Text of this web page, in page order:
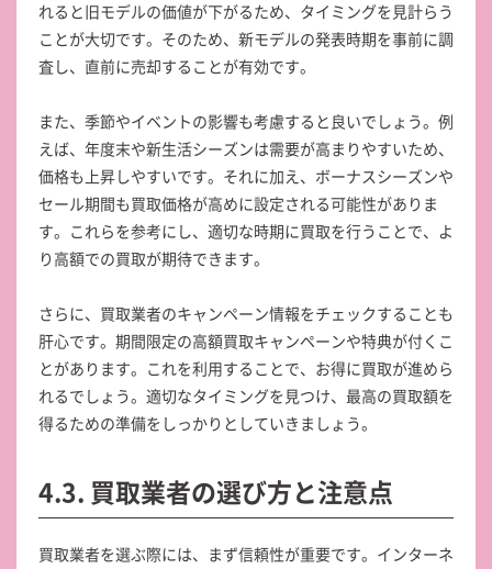
れると旧モデルの価値が下がるため、タイミングを見計らう
ことが大切です。そのため、新モデルの発表時期を事前に調
査し、直前に売却することが有効です。
また、季節やイベントの影響も考慮すると良いでしょう。例
えば、年度末や新生活シーズンは需要が高まりやすいため、
価格も上昇しやすいです。それに加え、ボーナスシーズンや
セール期間も買取価格が高めに設定される可能性がありま
す。これらを参考にし、適切な時期に買取を行うことで、よ
り高額での買取が期待できます。
さらに、買取業者のキャンペーン情報をチェックすることも
肝心です。期間限定の高額買取キャンペーンや特典が付くこ
とがあります。これを利用することで、お得に買取が進めら
れるでしょう。適切なタイミングを見つけ、最高の買取額を
得るための準備をしっかりとしていきましょう。
4.3. 買取業者の選び方と注意点
買取業者を選ぶ際には、まず信頼性が重要です。インターネ